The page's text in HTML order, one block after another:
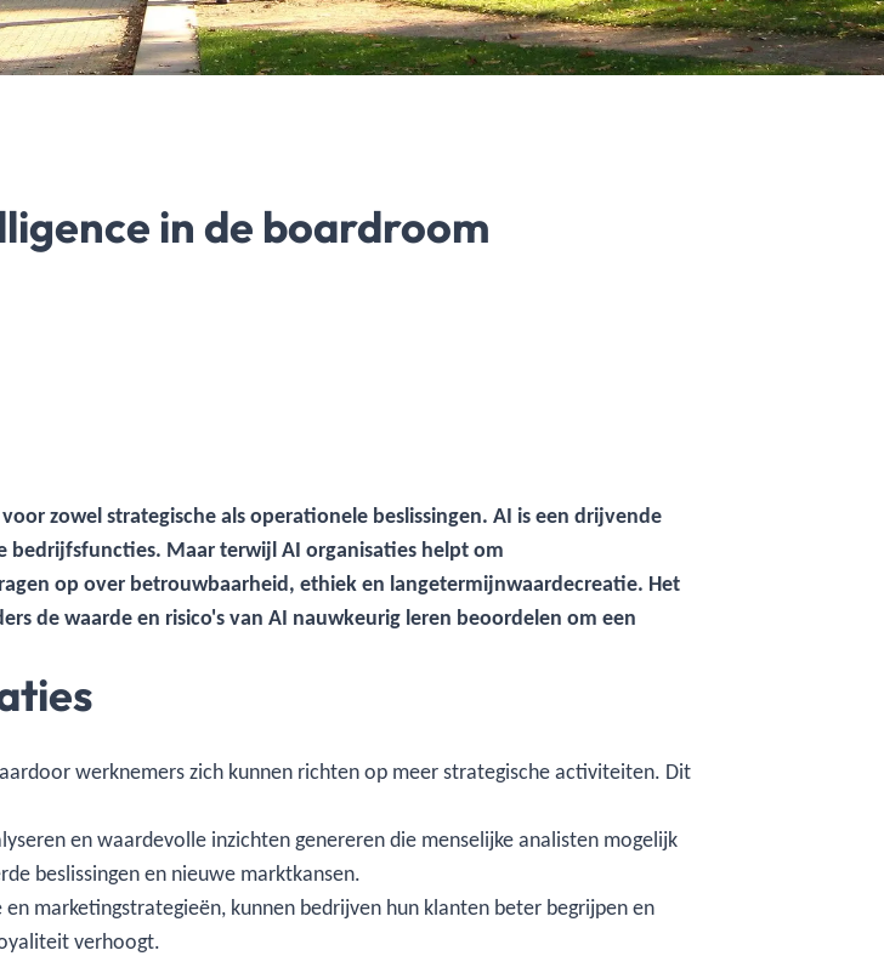
in de boardroom
zowel strategische als operationele beslissingen. AI is een drijvende
Maar terwijl AI organisaties helpt om
op over betrouwbaarheid, ethiek en langetermijnwaardecreatie. Het
de waarde en risico's van AI nauwkeurig leren beoordelen om een
werknemers zich kunnen richten op meer strategische activiteiten. Dit
en waardevolle inzichten genereren die menselijke analisten mogelijk
beslissingen en nieuwe marktkansen.
marketingstrategieën, kunnen bedrijven hun klanten beter begrijpen en
verhoogt.